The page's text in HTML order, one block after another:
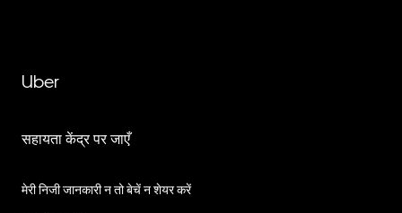
Uber
सहायता केंद्र पर जाएँ
मेरी निजी जानकारी न तो बेचें न शेयर करें